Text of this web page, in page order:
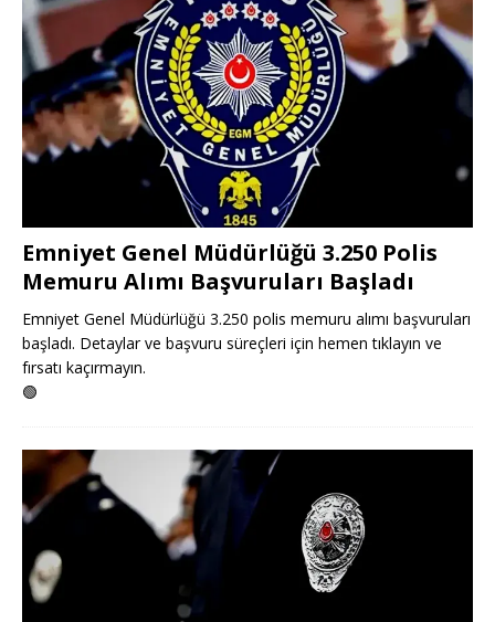
Emniyet Genel Müdürlüğü 3.250 Polis
Memuru Alımı Başvuruları Başladı
Emniyet Genel Müdürlüğü 3.250 polis memuru alımı başvuruları
başladı. Detaylar ve başvuru süreçleri için hemen tıklayın ve
fırsatı kaçırmayın.
🟢